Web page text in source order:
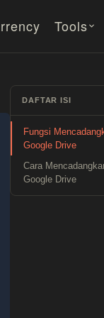
Tools
DAFTAR ISI
Fungsi
Google Drive
Cara
Google Drive